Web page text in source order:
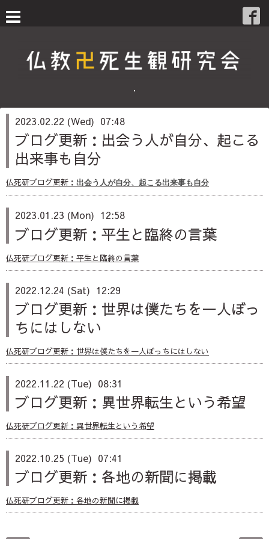
・
2023.02.22 (Wed) 07:48
ブログ更新：出会う人が自分、起こる
出来事も自分
仏死研ブログ更新： 出会う人が自分、起こる出来事も自分
2023.01.23 (Mon) 12:58
ブログ更新：平生と臨終の言葉
仏死研ブログ更新：平生と臨終の言葉
2022.12.24 (Sat) 12:29
ブログ更新：世界は僕たちを一人ぼっ
ちにはしない
仏死研ブログ更新：世界は僕たちを一人ぼっちにはしない
2022.11.22 (Tue) 08:31
ブログ更新：異世界転生という希望
仏死研ブログ更新：異世界転生という希望
2022.10.25 (Tue) 07:41
ブログ更新：各地の新聞に掲載
仏死研ブログ更新：各地の新聞に掲載